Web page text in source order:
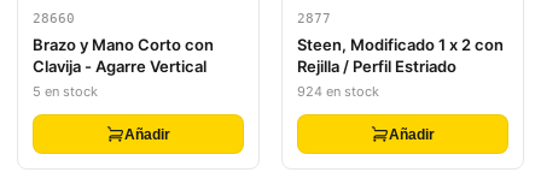
28660
Brazo y Mano Corto con
Clavija - Agarre Vertical
5 en stock
Añadir
2877
Steen, Modificado 1 x 2 con
Rejilla / Perfil Estriado
924 en stock
Añadir